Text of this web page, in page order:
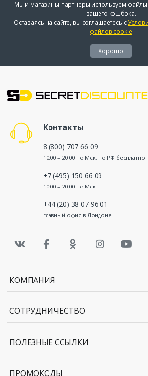
Мы и магазины-партнеры используем файлы
вашего кэшбэка.
Оставаясь на сайте, вы соглашаетесь с
файлов cookie
Хорошо
Контакты
8 (800) 707 66 09
10:00 – 20:00 по Мск, по РФ бесплатно
+7 (495) 150 66 09
10:00 – 20:00 по Мск
+44 (20) 38 07 96 01
главный офис в Лондоне
КОМПАНИЯ
СОТРУДНИЧЕСТВО
ПОЛЕЗНЫЕ ССЫЛКИ
ПРОМОКОДЫ